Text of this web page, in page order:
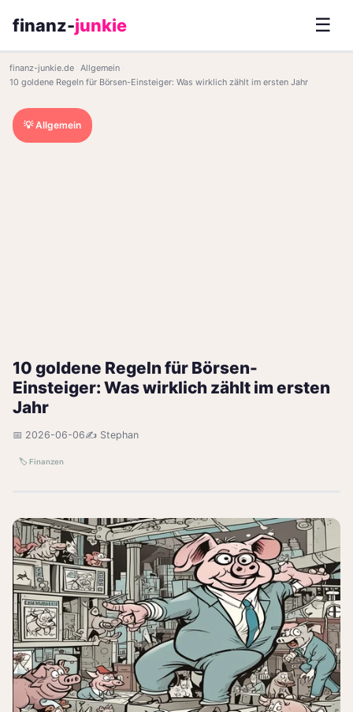
finanz-junkie ☰
finanz-junkie.de Allgemein
10 goldene Regeln für Börsen-Einsteiger: Was wirklich zählt im ersten Jahr
💡 Allgemein
10 goldene Regeln für Börsen-
Einsteiger: Was wirklich zählt im ersten
Jahr
📅 2026-06-06✍️ Stephan
🏷️ Finanzen